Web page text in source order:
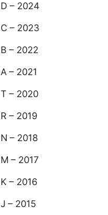
D – 2024
C – 2023
B – 2022
A – 2021
T – 2020
R – 2019
N – 2018
M – 2017
K – 2016
J – 2015